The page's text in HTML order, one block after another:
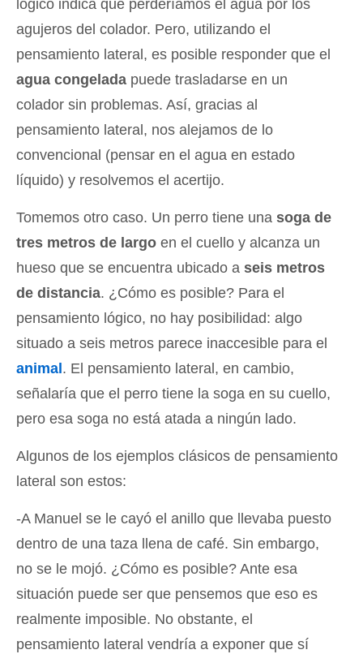
lógico indica que perderíamos el agua por los
agujeros del colador. Pero, utilizando el
pensamiento lateral, es posible responder que el
agua congelada puede trasladarse en un
colador sin problemas. Así, gracias al
pensamiento lateral, nos alejamos de lo
convencional (pensar en el agua en estado
líquido) y resolvemos el acertijo.
Tomemos otro caso. Un perro tiene una soga de
tres metros de largo en el cuello y alcanza un
hueso que se encuentra ubicado a seis metros
de distancia. ¿Cómo es posible? Para el
pensamiento lógico, no hay posibilidad: algo
situado a seis metros parece inaccesible para el
animal . El pensamiento lateral, en cambio,
señalaría que el perro tiene la soga en su cuello,
pero esa soga no está atada a ningún lado.
Algunos de los ejemplos clásicos de pensamiento
lateral son estos:
-A Manuel se le cayó el anillo que llevaba puesto
dentro de una taza llena de café. Sin embargo,
no se le mojó. ¿Cómo es posible? Ante esa
situación puede ser que pensemos que eso es
realmente imposible. No obstante, el
pensamiento lateral vendría a exponer que sí